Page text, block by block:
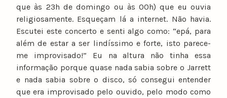
que às 23h de domingo ou às 00h) que eu ouvia
religiosamente. Esqueçam lá a internet. Não havia.
Escutei este concerto e senti algo como: “epá, para
além de estar a ser lindíssimo e forte, isto parece-
me improvisado!” Eu na altura não tinha essa
informação porque quase nada sabia sobre o Jarrett
e nada sabia sobre o disco, só consegui entender
que era improvisado pelo ouvido, pelo modo como